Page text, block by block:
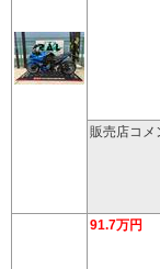
販売店コメ
91.7万円